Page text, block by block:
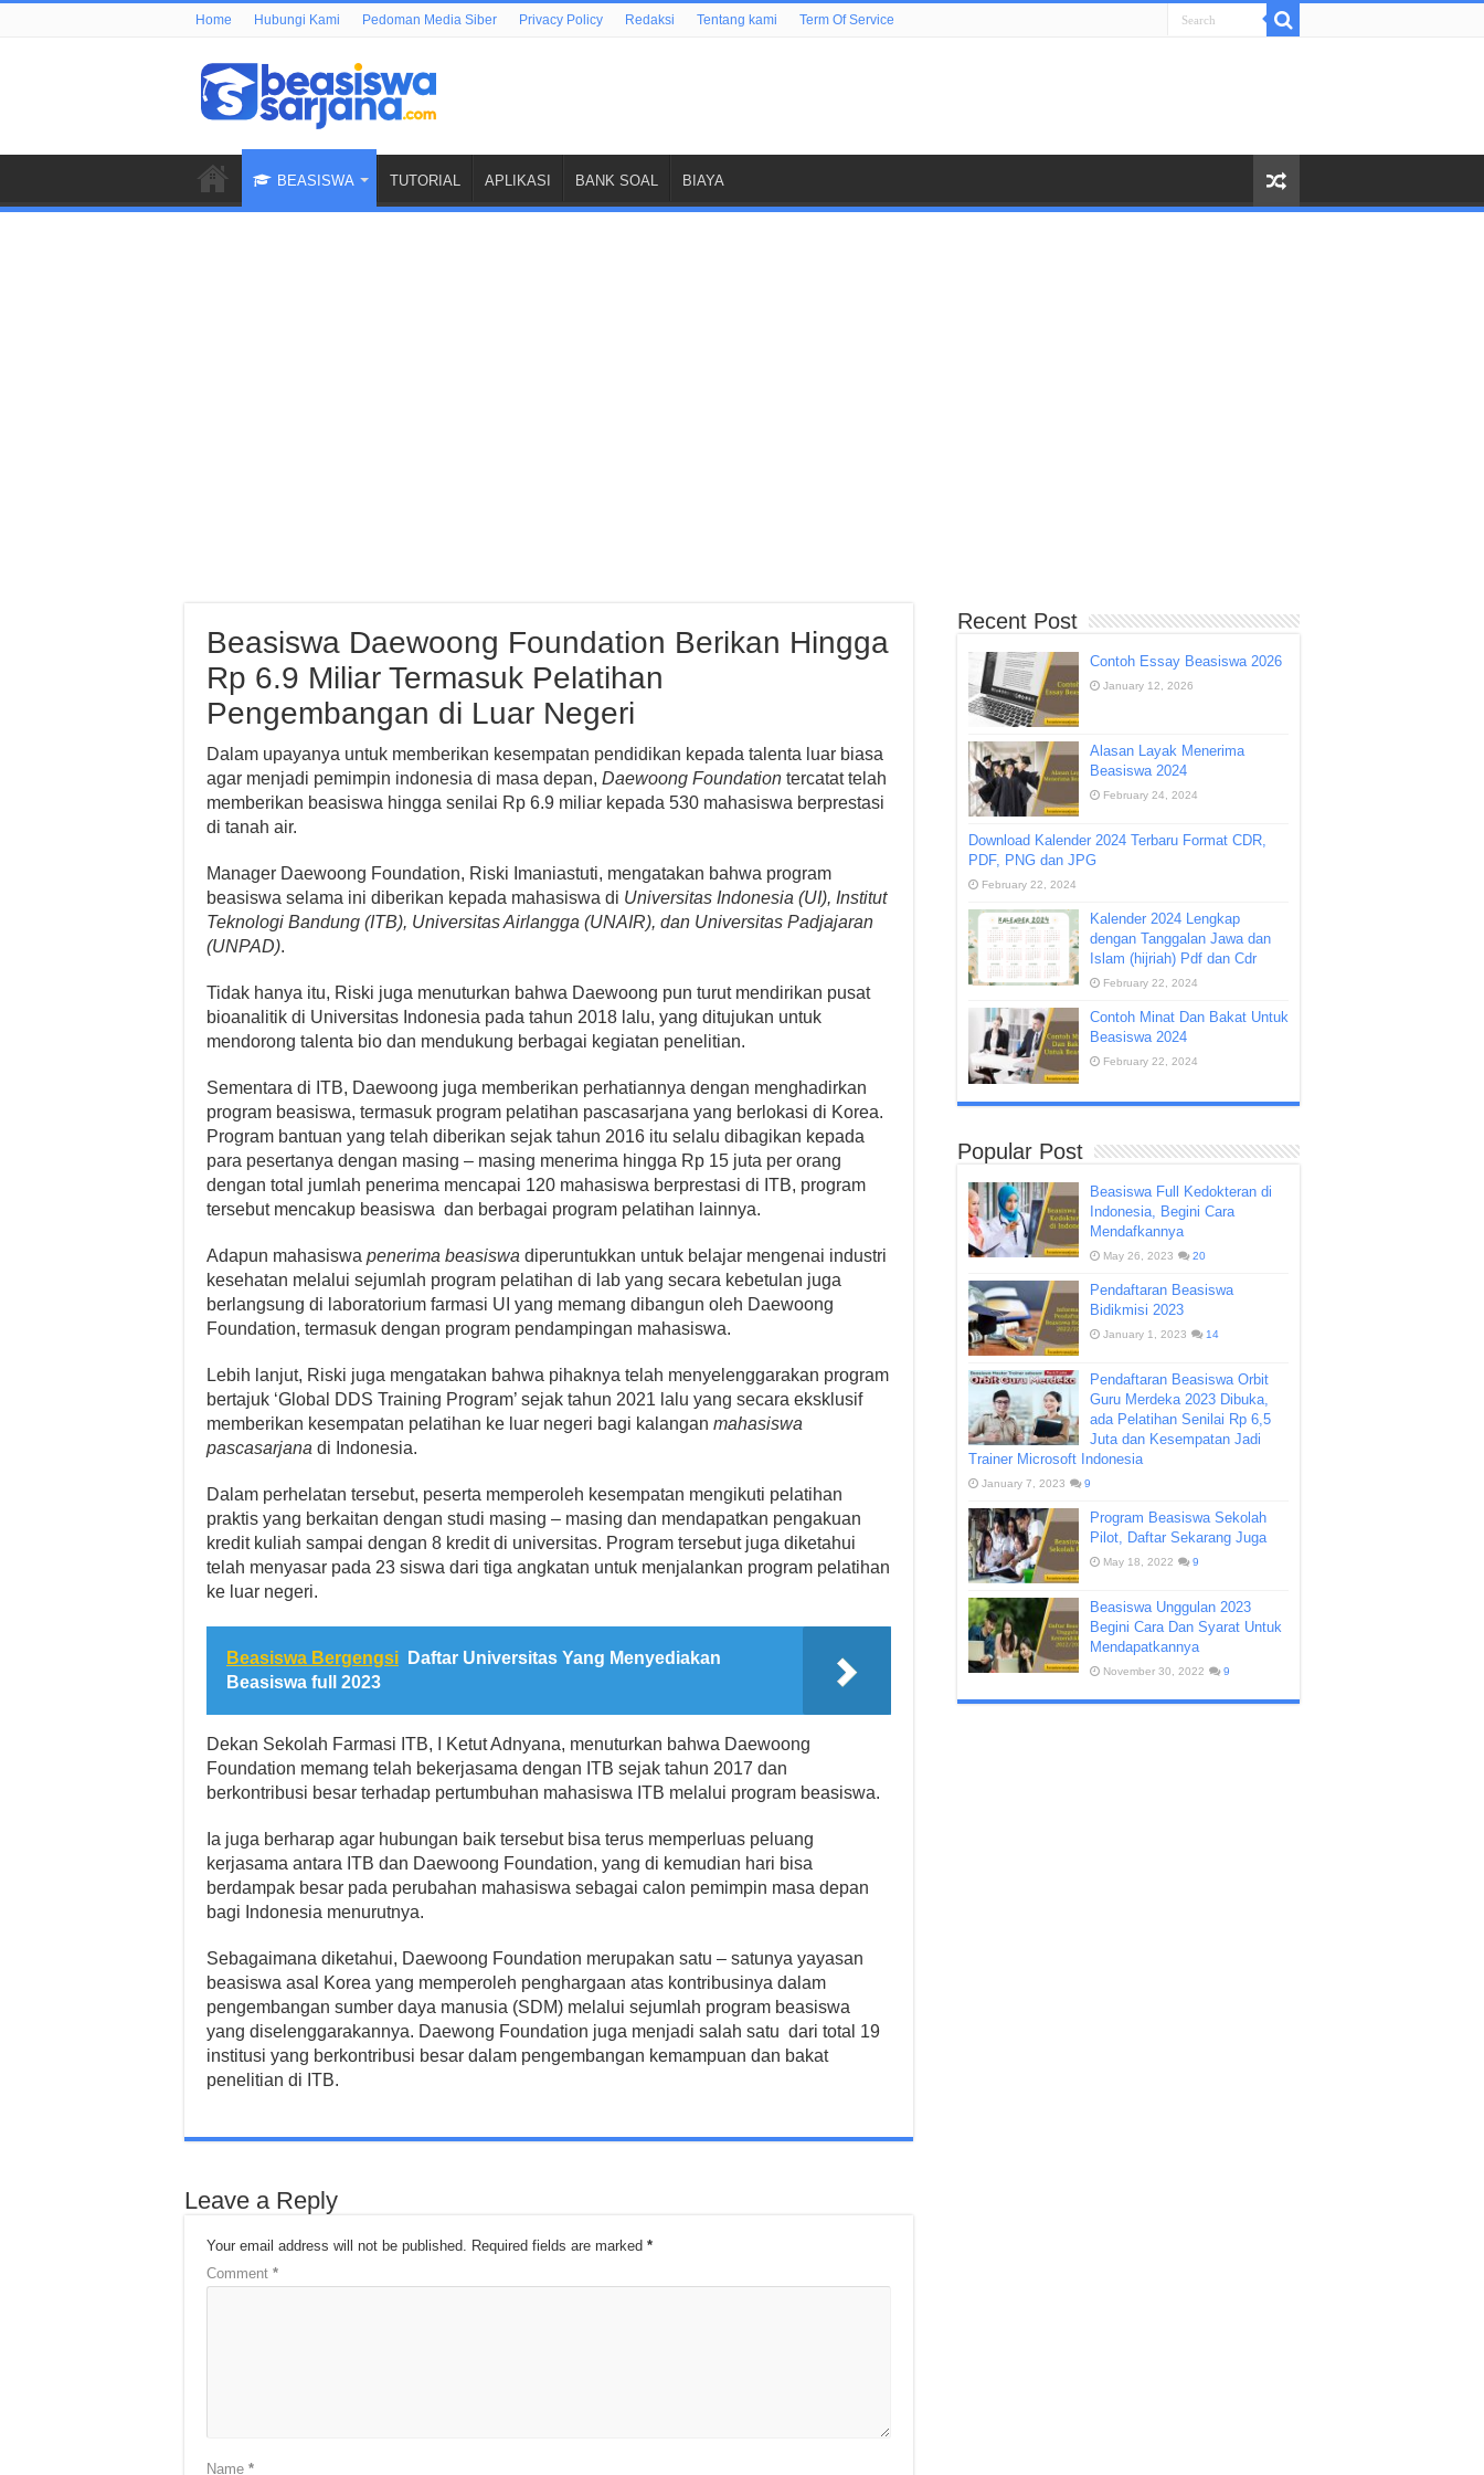
Home Hubungi Kami Pedoman Media Siber Privacy Policy Redaksi Tentang kami Term Of Service
BEASISWA TUTORIAL APLIKASI BANK SOAL BIAYA
Beasiswa Daewoong Foundation Berikan Hingga
Rp 6.9 Miliar Termasuk Pelatihan
Pengembangan di Luar Negeri
Dalam upayanya untuk memberikan kesempatan pendidikan kepada talenta luar biasa
agar menjadi pemimpin indonesia di masa depan, Daewoong Foundation tercatat telah
memberikan beasiswa hingga senilai Rp 6.9 miliar kepada 530 mahasiswa berprestasi
di tanah air.
Manager Daewoong Foundation, Riski Imaniastuti, mengatakan bahwa program
beasiswa selama ini diberikan kepada mahasiswa di Universitas Indonesia (UI), Institut
Teknologi Bandung (ITB), Universitas Airlangga (UNAIR), dan Universitas Padjajaran
(UNPAD).
Tidak hanya itu, Riski juga menuturkan bahwa Daewoong pun turut mendirikan pusat
bioanalitik di Universitas Indonesia pada tahun 2018 lalu, yang ditujukan untuk
mendorong talenta bio dan mendukung berbagai kegiatan penelitian.
Sementara di ITB, Daewoong juga memberikan perhatiannya dengan menghadirkan
program beasiswa, termasuk program pelatihan pascasarjana yang berlokasi di Korea.
Program bantuan yang telah diberikan sejak tahun 2016 itu selalu dibagikan kepada
para pesertanya dengan masing – masing menerima hingga Rp 15 juta per orang
dengan total jumlah penerima mencapai 120 mahasiswa berprestasi di ITB, program
tersebut mencakup beasiswa dan berbagai program pelatihan lainnya.
Adapun mahasiswa penerima beasiswa diperuntukkan untuk belajar mengenai industri
kesehatan melalui sejumlah program pelatihan di lab yang secara kebetulan juga
berlangsung di laboratorium farmasi UI yang memang dibangun oleh Daewoong
Foundation, termasuk dengan program pendampingan mahasiswa.
Lebih lanjut, Riski juga mengatakan bahwa pihaknya telah menyelenggarakan program
bertajuk ‘Global DDS Training Program’ sejak tahun 2021 lalu yang secara eksklusif
memberikan kesempatan pelatihan ke luar negeri bagi kalangan mahasiswa
pascasarjana di Indonesia.
Dalam perhelatan tersebut, peserta memperoleh kesempatan mengikuti pelatihan
praktis yang berkaitan dengan studi masing – masing dan mendapatkan pengakuan
kredit kuliah sampai dengan 8 kredit di universitas. Program tersebut juga diketahui
telah menyasar pada 23 siswa dari tiga angkatan untuk menjalankan program pelatihan
ke luar negeri.
Beasiswa Bergengsi
Daftar Universitas Yang Menyediakan
Beasiswa full 2023
Dekan Sekolah Farmasi ITB, I Ketut Adnyana, menuturkan bahwa Daewoong
Foundation memang telah bekerjasama dengan ITB sejak tahun 2017 dan
berkontribusi besar terhadap pertumbuhan mahasiswa ITB melalui program beasiswa.
Ia juga berharap agar hubungan baik tersebut bisa terus memperluas peluang
kerjasama antara ITB dan Daewoong Foundation, yang di kemudian hari bisa
berdampak besar pada perubahan mahasiswa sebagai calon pemimpin masa depan
bagi Indonesia menurutnya.
Sebagaimana diketahui, Daewoong Foundation merupakan satu – satunya yayasan
beasiswa asal Korea yang memperoleh penghargaan atas kontribusinya dalam
pengembangan sumber daya manusia (SDM) melalui sejumlah program beasiswa
yang diselenggarakannya. Daewong Foundation juga menjadi salah satu dari total 19
institusi yang berkontribusi besar dalam pengembangan kemampuan dan bakat
penelitian di ITB.
Leave a Reply
Your email address will not be published. Required fields are marked *
Comment *
Name *
Recent Post
Contoh Essay Beasiswa 2026
January 12, 2026
Alasan Layak Menerima
Beasiswa 2024
February 24, 2024
Download Kalender 2024 Terbaru Format CDR,
PDF, PNG dan JPG
February 22, 2024
Kalender 2024 Lengkap
dengan Tanggalan Jawa dan
Islam (hijriah) Pdf dan Cdr
February 22, 2024
Contoh Minat Dan Bakat Untuk
Beasiswa 2024
February 22, 2024
Popular Post
Beasiswa Full Kedokteran di
Indonesia, Begini Cara
Mendafkannya
May 26, 2023 20
Pendaftaran Beasiswa
Bidikmisi 2023
January 1, 2023 14
Pendaftaran Beasiswa Orbit
Guru Merdeka 2023 Dibuka,
ada Pelatihan Senilai Rp 6,5
Juta dan Kesempatan Jadi
Trainer Microsoft Indonesia
January 7, 2023 9
Program Beasiswa Sekolah
Pilot, Daftar Sekarang Juga
May 18, 2022 9
Beasiswa Unggulan 2023
Begini Cara Dan Syarat Untuk
Mendapatkannya
November 30, 2022 9